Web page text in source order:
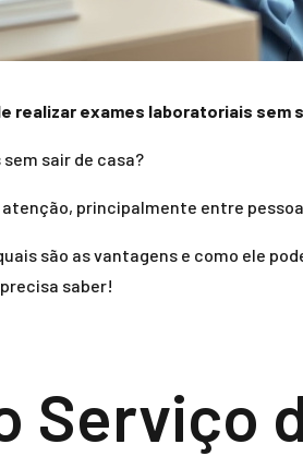
realizar exames laboratoriais sem
sair de casa?
principalmente entre
são as vantagens e como ele
saber!
Serviço